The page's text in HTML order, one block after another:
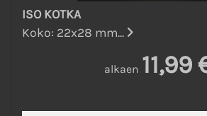
ISO KOTKA
Koko: 22x28 mm...
alkaen 11,99